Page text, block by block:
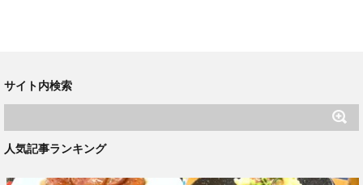
サイト内検索
人気記事ランキング